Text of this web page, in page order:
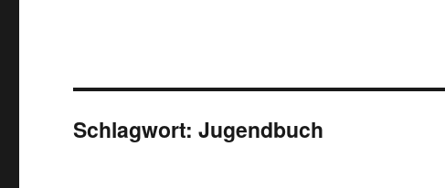
Schlagwort:Jugendbuch